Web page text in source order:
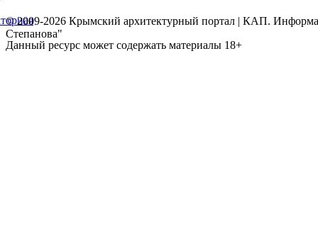
© 2009-2026 Крымский архитектурный портал | КАП.
Степанова"
Данный ресурс может содержать материалы 18+